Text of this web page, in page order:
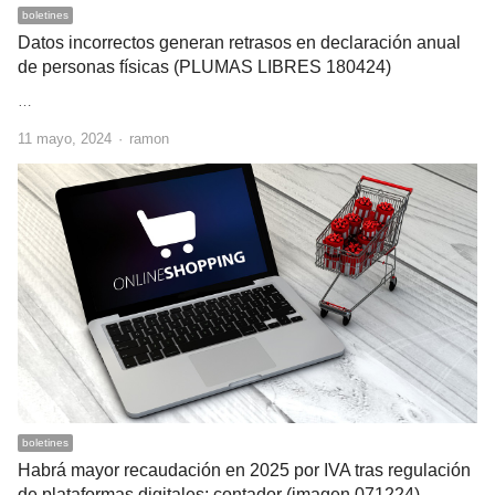
boletines
Datos incorrectos generan retrasos en declaración anual
de personas físicas (PLUMAS LIBRES 180424)
…
11 mayo, 2024 Author
ramon
boletines
Habrá mayor recaudación en 2025 por IVA tras regulación